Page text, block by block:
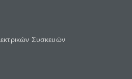
Συσκευών